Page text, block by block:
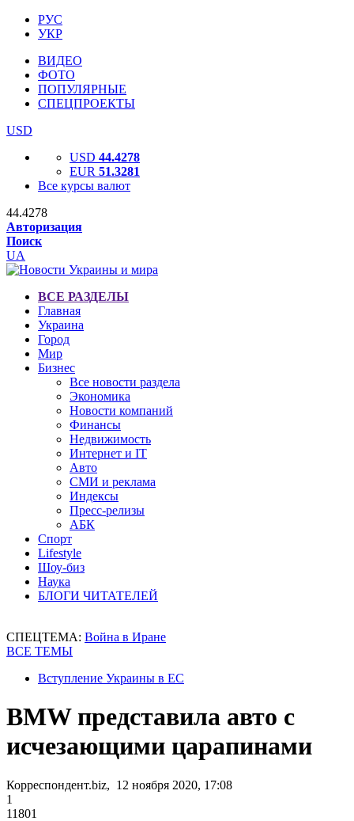
РУС
УКР
ВИДЕО
ФОТО
ПОПУЛЯРНЫЕ
СПЕЦПРОЕКТЫ
USD
USD 44.4278
EUR 51.3281
Все курсы валют
44.4278
Авторизация
Поиск
UA
ВСЕ РАЗДЕЛЫ
Главная
Украина
Город
Мир
Бизнес
Все новости раздела
Экономика
Новости компаний
Финансы
Недвижимость
Интернет и IT
Авто
СМИ и реклама
Индексы
Пресс-релизы
АБК
Спорт
Lifestyle
Шоу-биз
Наука
БЛОГИ ЧИТАТЕЛЕЙ
СПЕЦТЕМА: Война в Иране
ВСЕ ТЕМЫ
Вступление Украины в ЕС
BMW представила авто с
исчезающими царапинами
Корреспондент.biz, 12 ноября 2020, 17:08
1
11801